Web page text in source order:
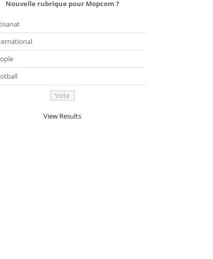
Nouvelle rubrique pour Mopcom ?
View Results